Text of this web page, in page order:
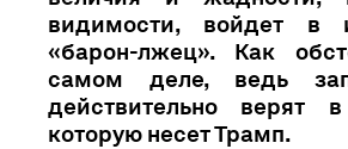
видимости, войдет в
«барон-лжец». Как
самом деле, ведь
действительно верят
которую несет Трамп.